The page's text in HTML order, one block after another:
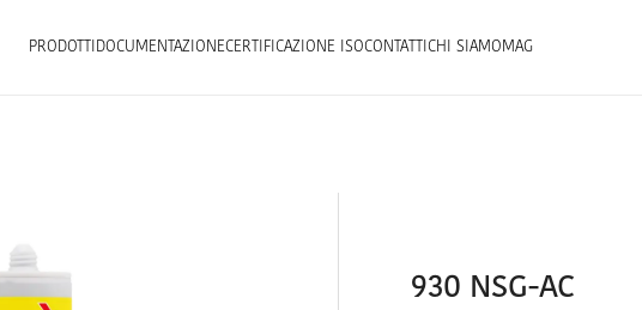
PRODOTTI DOCUMENTAZIONECERTIFICAZIONE ISOCONTATTICHI SIAMO MAG
930 NSG-AC